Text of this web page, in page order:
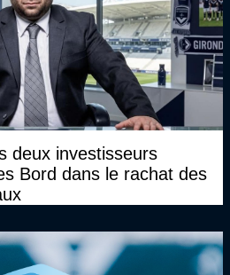
deux investisseurs
Bord dans le rachat des